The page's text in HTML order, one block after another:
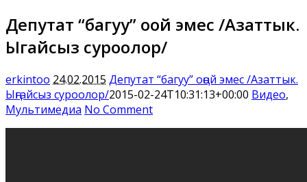
Депутат “багуу” оңой эмес /Азаттык.
Ыңгайсыз суроолор/
erkintoo 24.02.2015 Депутат “багуу” оңой эмес /Азаттык.
Ыңгайсыз суроолор/2015-02-24T10:31:13+00:00 Видео,
Мультимедиа No Comment